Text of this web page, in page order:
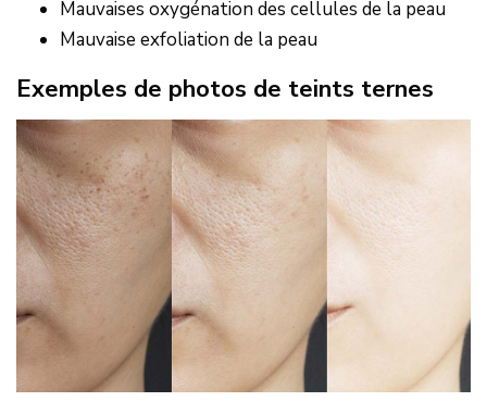
Mauvaises oxygénation des cellules de la peau
Mauvaise exfoliation de la peau
Exemples de photos de teints ternes